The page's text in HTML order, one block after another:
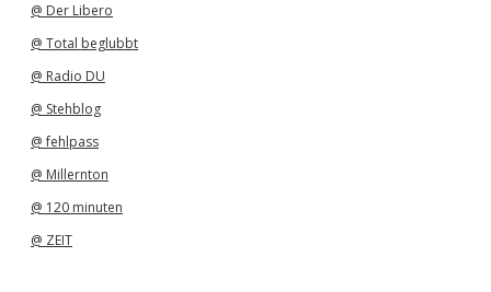
@ Der Libero
@ Total beglubbt
@ Radio DU
@ Stehblog
@ fehlpass
@ Millernton
@ 120 minuten
@ ZEIT